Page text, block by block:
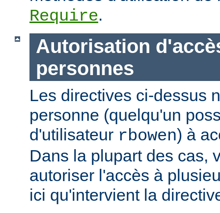
Require.
Autorisation
personnes
Les directives ci-dessus
personne (quelqu'un
d'utilisateur rbowen) à
Dans la plupart des cas,
autoriser l'accès à
ici qu'intervient la